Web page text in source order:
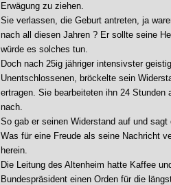
Erwägung zu ziehen.
Sie verlassen, die Geburt antreten, ja
nach all diesen Jahren ? Er sollte seine
würde es solches tun.
Doch nach 25ig jähriger intensivster
Unentschlossenen, bröckelte sein
ertragen. Sie bearbeiteten ihn 24
nach.
So gab er seinen Widerstand auf und
Was für eine Freude als seine Nachricht
herein.
Die Leitung des Altenheim hatte Kaffee
Bundespräsident einen Orden für die